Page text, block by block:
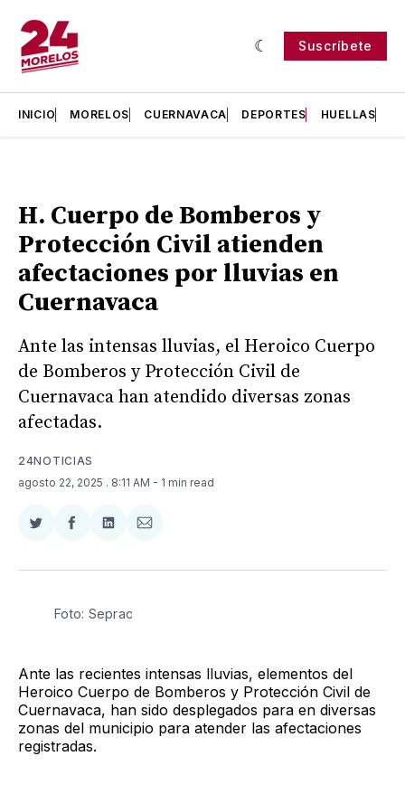
Suscríbete
INICIO MORELOS CUERNAVACA DEPORTES HUELLAS
H. Cuerpo de Bomberos y
Protección Civil atienden
afectaciones por lluvias en
Cuernavaca
Ante las intensas lluvias, el Heroico Cuerpo
de Bomberos y Protección Civil de
Cuernavaca han atendido diversas zonas
afectadas.
24NOTICIAS
agosto 22, 2025 . 8:11 AM - 1 min read
Compartir
Twitter
Compartir
Facebook
Compartir
LinkedIn
Compartir
Email
Foto: Seprac
Ante las recientes intensas lluvias, elementos del
Heroico Cuerpo de Bomberos y Protección Civil de
Cuernavaca, han sido desplegados para en diversas
zonas del municipio para atender las afectaciones
registradas.